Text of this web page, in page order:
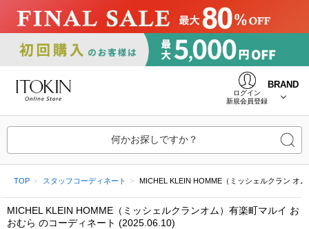
ログイン
新規会員登録
BRAND
何かお探しですか？
TOP スタッフコーディネート MICHEL KLEIN HOMME（ミッシェルクラン オ
MICHEL KLEIN HOMME（ミッシェルクランオム）有楽町マルイ お
おむら のコーディネート (2025.06.10)